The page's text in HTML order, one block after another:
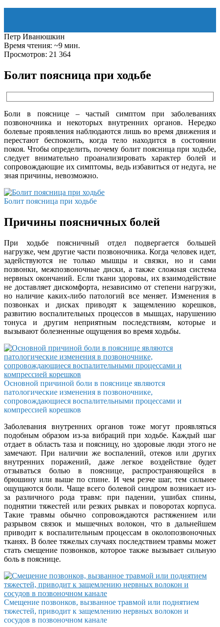
Петр Иванюшкин
Время чтения: ~9 мин.
Просмотров: 21 364
Болит поясница при ходьбе
Боли в пояснице – частый симптом при заболеваниях
позвоночника и некоторых внутренних органов. Нередко
болевые проявления наблюдаются лишь во время движения и
перестают беспокоить, когда тело находится в состоянии
покоя. Чтобы определить, почему болит поясница при ходьбе,
следует внимательно проанализировать характер болей и
сопровождающие их симптомы, ведь избавиться от недуга, не
зная причины, невозможно.
Болит поясница при ходьбе
Причины поясничных болей
При ходьбе поясничный отдел подвергается большей
нагрузке, чем другие части позвоночника. Когда человек идет,
задействуются не только мышцы и связки, но и сами
позвонки, межпозвоночные диски, а также сложная система
нервных окончаний. Если ткани здоровы, их взаимодействие
не доставляет дискомфорта, независимо от степени нагрузки,
но наличие каких-либо патологий все меняет. Изменения в
позвонках и дисках приводят к защемлению корешков,
развитию воспалительных процессов в мышцах, нарушению
тонуса и другим неприятным последствиям, которые и
вызывают болезненные ощущения во время ходьбы.
Основной причиной боли в пояснице являются
патологические изменения в позвоночнике,
сопровождающиеся воспалительными процессами и
компрессией корешков
Заболевания внутренних органов тоже могут проявляться
подобным образом из-за вибраций при ходьбе. Каждый шаг
отдает в область таза и поясницу, но здоровые люди этого не
замечают. При наличии же воспалений, отеков или других
внутренних поражений, даже легкое воздействие будет
отзываться болью в пояснице, распространяющейся в
брюшину или выше по спине. И чем резче шаг, тем сильнее
ощущаются боли. Чаще всего болевой синдром возникает из-
за различного рода травм: при падении, ушибах спины,
поднятии тяжестей или резких рывках и поворотах корпуса.
Такие травмы обычно сопровождаются растяжением или
разрывом связок и мышечных волокон, что в дальнейшем
приводит к воспалительным процессам в околопозвоночных
тканях. В более тяжелых случаях последствием травмы может
стать смещение позвонков, которое также вызывает сильную
боль в пояснице.
Смещение позвонков, вызванное травмой или поднятием
тяжестей, приводит к защемлению нервных волокон и
сосудов в позвоночном канале